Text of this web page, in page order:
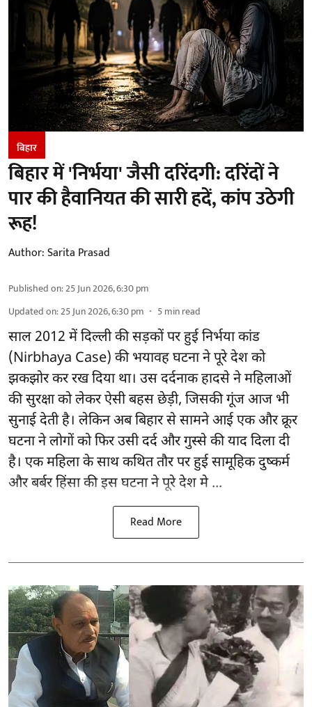
बिहार
बिहार में 'निर्भया' जैसी दरिंदगी: दरिंदों ने
पार की हैवानियत की सारी हदें, कांप उठेगी
रूह!
Author:Sarita Prasad
Published on:25 Jun 2026, 6:30 pm
Updated on:25 Jun 2026, 6:30 pm 5min read
साल 2012 में दिल्ली की सड़कों पर हुई निर्भया कांड
(Nirbhaya Case) की भयावह घटना ने पूरे देश को
झकझोर कर रख दिया था। उस दर्दनाक हादसे ने महिलाओं
की सुरक्षा को लेकर ऐसी बहस छेड़ी, जिसकी गूंज आज भी
सुनाई देती है। लेकिन अब बिहार से सामने आई एक और क्रूर
घटना ने लोगों को फिर उसी दर्द और गुस्से की याद दिला दी
है। एक महिला के साथ कथित तौर पर हुई सामूहिक दुष्कर्म
और बर्बर हिंसा की इस घटना ने पूरे देश मे ...
Read More